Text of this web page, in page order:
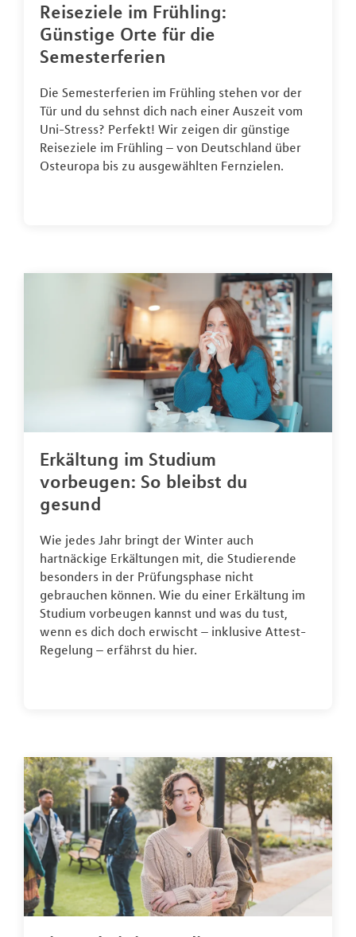
Reiseziele im Frühling:
Günstige Orte für die
Semesterferien
Die Semesterferien im Frühling stehen vor der
Tür und du sehnst dich nach einer Auszeit vom
Uni-Stress? Perfekt! Wir zeigen dir günstige
Reiseziele im Frühling – von Deutschland über
Osteuropa bis zu ausgewählten Fernzielen.
Erkältung im Studium
vorbeugen: So bleibst du
gesund
Wie jedes Jahr bringt der Winter auch
hartnäckige Erkältungen mit, die Studierende
besonders in der Prüfungsphase nicht
gebrauchen können. Wie du einer Erkältung im
Studium vorbeugen kannst und was du tust,
wenn es dich doch erwischt – inklusive Attest-
Regelung – erfährst du hier.